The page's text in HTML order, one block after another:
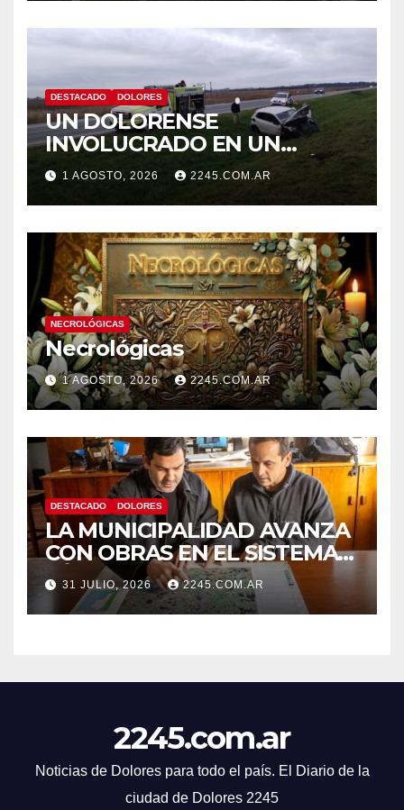
DESTACADO DOLORES
UN DOLORENSE
INVOLUCRADO EN UN
SINIESTRO QUE TERMINÓ
CON DESPISTE Y VUELCO
1 AGOSTO, 2026 2245.COM.AR
NECROLÓGICAS
Necrológicas
1 AGOSTO, 2026 2245.COM.AR
DESTACADO DOLORES
LA MUNICIPALIDAD AVANZA
CON OBRAS EN EL SISTEMA
HÍDRICO DE DOLORES
31 JULIO, 2026 2245.COM.AR
2245.com.ar
Noticias de Dolores para todo el país. El Diario de la
ciudad de Dolores 2245